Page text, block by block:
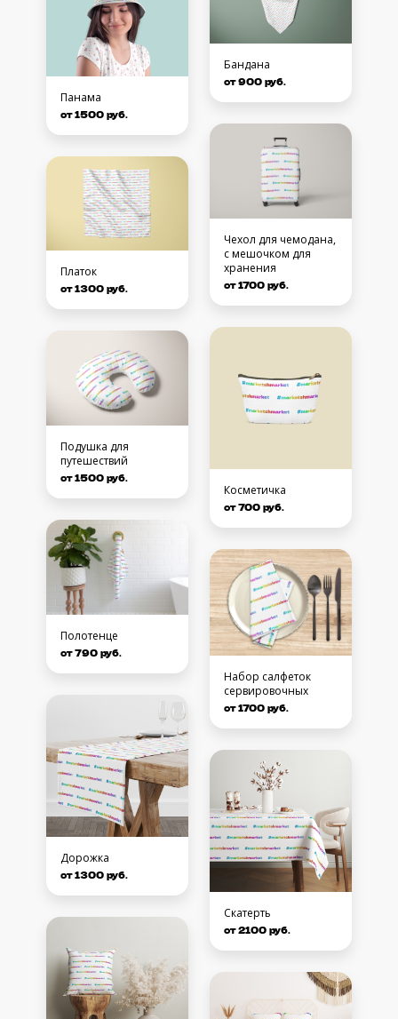
Панама
от 1500 руб.
Платок
от 1300 руб.
Подушка для
путешествий
от 1500 руб.
Полотенце
от 790 руб.
Дорожка
от 1300 руб.
Бандана
от 900 руб.
Чехол для чемодана,
с мешочком для
хранения
от 1700 руб.
Косметичка
от 700 руб.
Набор салфеток
сервировочных
от 1700 руб.
Скатерть
от 2100 руб.